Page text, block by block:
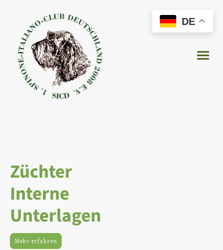
Züchter
Interne
Unterlagen
Mehr erfahren
DE